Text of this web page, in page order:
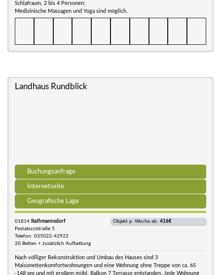
Schlafraum, 2 bis 4 Personen;
Medizinische Massagen und Yoga sind möglich.
Landhaus Rundblick
Buchungsanfrage
Internetseite
Geografische Lage
01814 Rathmannsdorf
Pestalozzistraße 5
Telefon: 035022-42922
20 Betten + zusätzlich Aufbettung
Objekt p. Woche ab: 416€
Nach völliger Rekonstruktion und Umbau des Hauses sind 3
Maisonettenkomfortwohnungen und eine Wohnung ohne Treppe von ca. 65
-148 qm und mit großem möbl. Balkon 7 Terrasse entstanden. Jede Wohnung